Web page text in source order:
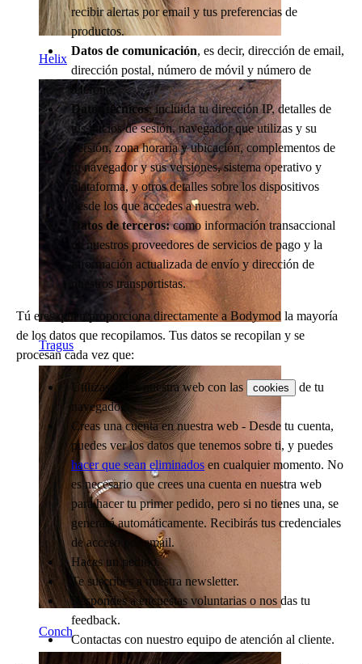
Helix
Tragus
Conch
recibir alertas por email y tus preferencias de
productos.
Datos de comunicación, es decir, dirección de email,
dirección postal, número de móvil y número de
teléfono.
Datos técnicos, incluida tu dirección IP, detalles de
tus inicios de sesión, navegador que utilizas y su
versión, zona horaria y ubicación, complementos de
tu navegador y sus versiones, sistema operativo y
plataforma, y otros detalles sobre los dispositivos
desde los que accedes a nuestra web.
Datos de terceros:como información transaccional
de nuestros proveedores de servicios de pago y la
información actualizada de envío y dirección de
nuestros transportistas.
Tú eres quien proporciona directamente a Bodymod la mayoría
de los datos que recopilamos. Tus datos se recopilan y se
procesan cada vez que:
Utilizas o ves nuestra web con las cookies
de tu
navegador.
Creas una cuenta en nuestra web - Desde tu cuenta,
puedes ver los datos que tenemos sobre ti, y puedes
hacer que sean eliminados en cualquier momento. No
es necesario que crees una cuenta en nuestra web
para hacer tu primer pedido, pero si no tienes una, se
generará automáticamente. Recibirás tus credenciales
de acceso por email.
Haces un pedido.
Te suscribes a nuestra newsletter.
Respondes a encuestas voluntarias o nos das tu
feedback.
Contactas con nuestro equipo de atención al cliente.